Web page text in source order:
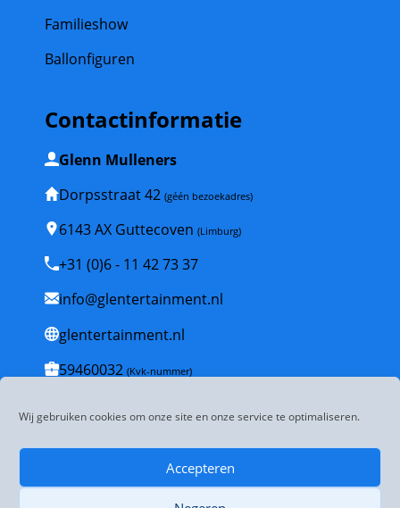
Wij gebruiken cookies om onze site en onze service te optimaliseren.
Accepteren
Contactinformatie
Glenn Mulleners
Dorpsstraat 42 (géén bezoekadres)
6143 AX Guttecoven (Limburg)
+31 (0)6 - 11 42 73 37
info@glentertainment.nl
glentertainment.nl
59460032 (Kvk-nummer)
Familieshow
Ballonfiguren
Algemene voorwaarden